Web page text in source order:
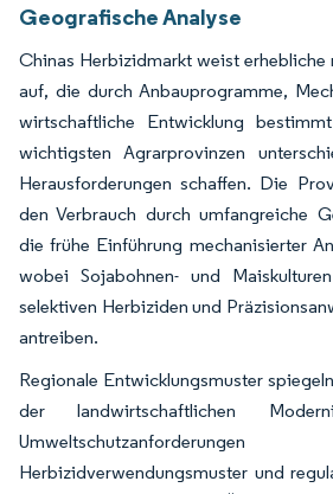
Geografische Analyse
Chinas Herbizidmarkt weist erhebliche
auf, die durch Anbauprogramme,
wirtschaftliche Entwicklung
wichtigsten Agrarprovinzen
Herausforderungen schaffen. Die
den Verbrauch durch umfangreiche
die frühe Einführung mechanisierter
wobei Sojabohnen- und
selektiven Herbiziden und
antreiben.
Regionale Entwicklungsmuster
der landwirtschaftlichen
Herbizidverwendungsmuster und